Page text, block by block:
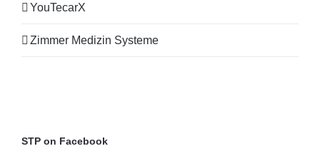
YouTecarX
Zimmer Medizin Systeme
STP on Facebook